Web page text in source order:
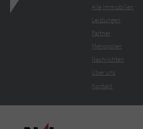
Alle Immobilien
Leistungen
Partner
Metropolen
Nachrichten
Über uns
Kontakt